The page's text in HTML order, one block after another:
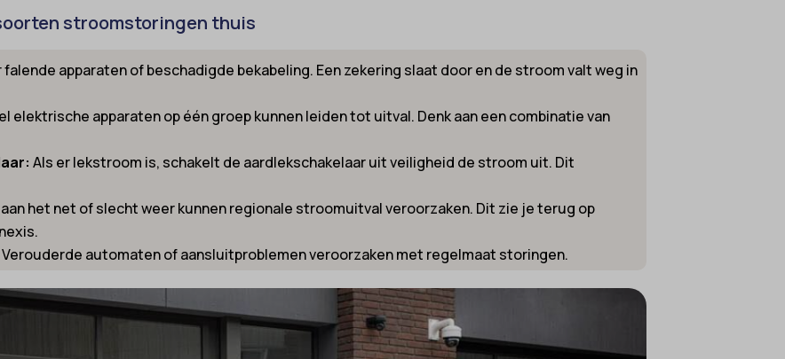
stroomstoringen thuis
apparaten of beschadigde bekabeling. Een zekering slaat door en de stroom valt weg in
elektrische apparaten op één groep kunnen leiden tot uitval. Denk aan een combinatie van
Als er lekstroom is, schakelt de aardlekschakelaar uit veiligheid de stroom uit. Dit
het net of slecht weer kunnen regionale stroomuitval veroorzaken. Dit zie je terug op
Verouderde automaten of aansluitproblemen veroorzaken met regelmaat storingen.